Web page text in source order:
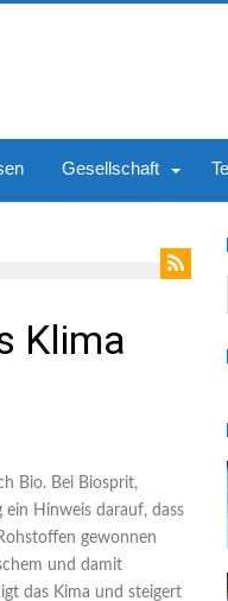
Gesellschaft
Klima
Bio. Bei Biosprit,
ein Hinweis darauf, dass
gewonnen
und damit
das Kima und steigert